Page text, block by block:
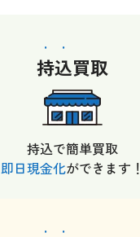
持込買取
持込で簡単買取
即日現金化ができます！